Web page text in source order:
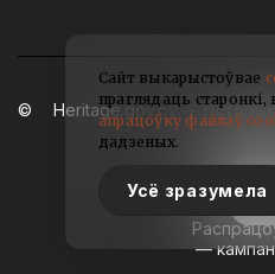
Heritage.gov.by —
—
Сайт выкарыстоўвае
праглядаць
апрацоўку файлаў
дадзеных.
Усё зразумела